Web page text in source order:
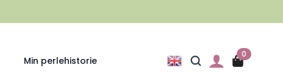
Min perlehistorie
0